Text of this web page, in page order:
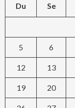
Du Se
5 6
12 13
19 20